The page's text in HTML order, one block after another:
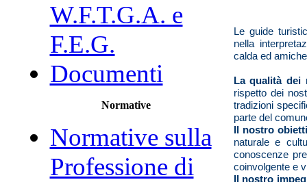
W.F.T.G.A. e
F.E.G.
Documenti
Normative
Normative sulla
Professione di
Le guide
nella
calda ed
La qualità dei
rispetto dei
tradizioni
parte del
Il nostro
naturale e
conoscenze
coinvolgente e
Il nostro